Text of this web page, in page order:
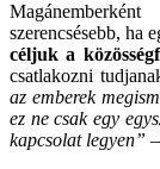
szerencsésebb, ha
céljuk a
csatlakozni
az emberek
ez ne csak egy
kapcsolat legyen” –